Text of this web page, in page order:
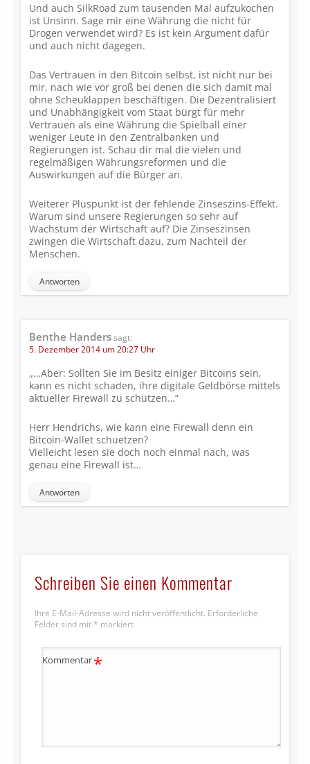
Und auch SilkRoad zum tausenden Mal aufzukochen
ist Unsinn. Sage mir eine Währung die nicht für
Drogen verwendet wird? Es ist kein Argument dafür
und auch nicht dagegen.
Das Vertrauen in den Bitcoin selbst, ist nicht nur bei
mir, nach wie vor groß bei denen die sich damit mal
ohne Scheuklappen beschäftigen. Die Dezentralisiert
und Unabhängigkeit vom Staat bürgt für mehr
Vertrauen als eine Währung die Spielball einer
weniger Leute in den Zentralbanken und
Regierungen ist. Schau dir mal die vielen und
regelmäßigen Währungsreformen und die
Auswirkungen auf die Bürger an.
Weiterer Pluspunkt ist der fehlende Zinseszins-Effekt.
Warum sind unsere Regierungen so sehr auf
Wachstum der Wirtschaft auf? Die Zinseszinsen
zwingen die Wirtschaft dazu, zum Nachteil der
Menschen.
Antworten
Benthe Handerssagt:
5. Dezember 2014 um 20:27 Uhr
„…Aber: Soll­ten Sie im Besitz eini­ger Bit­coins sein,
kann es nicht scha­den, ihre digi­tale Geld­börse mit­tels
aktu­el­ler Fire­wall zu schüt­zen…“
Herr Hendrichs, wie kann eine Firewall denn ein
Bitcoin-Wallet schuetzen?
Vielleicht lesen sie doch noch einmal nach, was
genau eine Firewall ist…
Antworten
Schreiben Sie einen Kommentar
Ihre E-Mail-Adresse wird nicht veröffentlicht. Erforderliche
Felder sind mit * markiert
Kommentar*